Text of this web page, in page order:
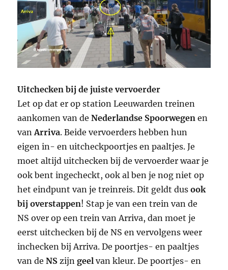
Uitchecken bij de juiste vervoerder
Let op dat er op station Leeuwarden treinen
aankomen van deNederlandse Spoorwegen en
vanArriva. Beide vervoerders hebben hun
eigen in- en uitcheckpoortjes en paaltjes. Je
moet altijd uitchecken bij de vervoerder waar je
ook bent ingecheckt, ook al ben je nog niet op
het eindpunt van je treinreis. Dit geldt dusook
bij overstappen! Stap je van een trein van de
NS over op een trein van Arriva, dan moet je
eerst uitchecken bij de NS en vervolgens weer
inchecken bij Arriva. De poortjes- en paaltjes
van deNS zijngeel van kleur. De poortjes- en